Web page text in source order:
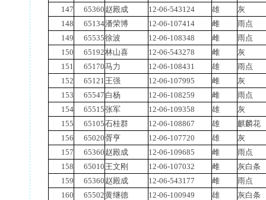
147
65360 赵殿成 12-06-543124 雄
灰
148
65134潘荣博 12-06-107414 雌
雨点
149
65535徐波 12-06-108348 雌
雨点
150
65192林山喜 12-06-543278 雌
灰
151
65170马力 12-06-108431 雄
雨点
152
65121 王强 12-06-107995 雌
灰
153
65547 白杨 12-06-108259 雌
雨点
154
65515张军 12-06-109358 雄
灰
155
65105石桂群 12-06-108867 雄
麒麟花
156
65020胥亨 12-06-107720 雄
灰
157
65360 赵殿成 12-06-109685 雌
雨点
158
65010 王文刚 12-06-107032 雌
灰白条
159
65360 赵殿成 12-06-543177 雌
雨点
160
65502黄继德 12-06-100949 雄
灰白条